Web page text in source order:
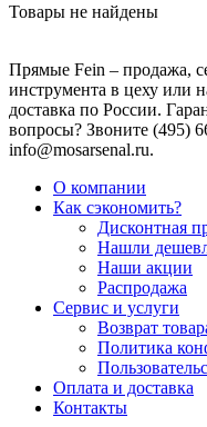
Товары не найдены
Прямые Fein – продажа,
инструмента в цеху или
доставка по России.
вопросы? Звоните (495)
info@mosarsenal.ru.
О компании
Как сэкономить?
Дисконтная
Нашли
Наши акции
Распродажа
Сервис и услуги
Возврат
Политика
Оплата и доставка
Контакты